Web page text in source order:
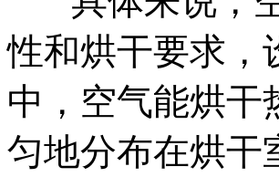
性和烘干要求，
中，空气能烘干
匀地分布在烘干